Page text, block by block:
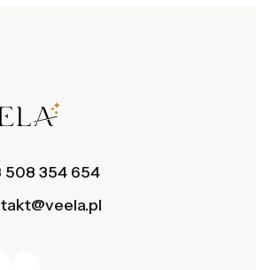
508 354 654